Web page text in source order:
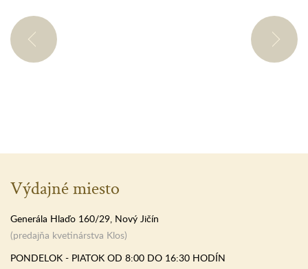
Výdajné miesto
Generála Hlaďo 160/29, Nový Jičín
(predajňa kvetinárstva Klos)
PONDELOK - PIATOK OD 8:00 DO 16:30 HODÍN